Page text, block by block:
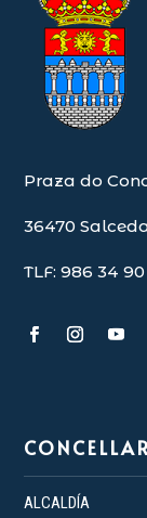
Praza do
36470
TLF: 986 34
ALCALDÍA